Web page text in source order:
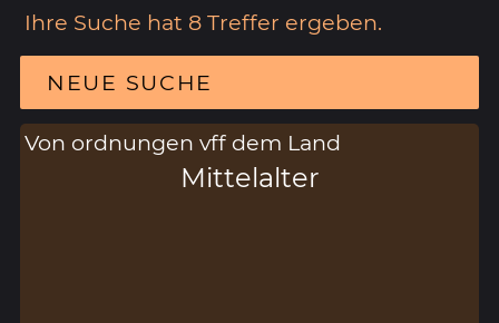
Ihre Suche hat 8 Treffer ergeben.
NEUE SUCHE
Von ordnungen vff dem Land
Mittelalter